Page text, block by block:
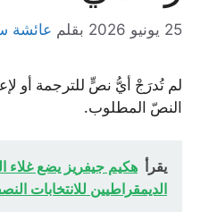
25 يونيو 2026 بقلم عائشة
لم تُدرَجْ أيُّ نصٍّ للترجمة أو
النصّ المطلوب.
يقرأ هكيم جيفريز يضع
الديمقراطيين للانتخابات